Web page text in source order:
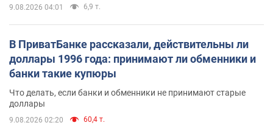
9.08.2026 04:01 6,9 т.
В ПриватБанке рассказали, действительны ли
доллары 1996 года: принимают ли обменники и
банки такие купюры
Что делать, если банки и обменники не принимают старые
доллары
9.08.2026 02:20 60,4 т.